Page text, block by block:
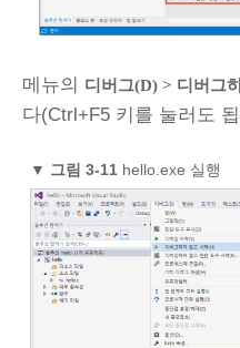
메뉴의 디버그(D) > 디버그
다(Ctrl+F5 키를 눌러도
▼ 그림 3‑11 hello.exe 실행